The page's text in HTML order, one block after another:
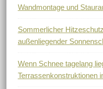
Wandmontage und
Sommerlicher
außenliegender
Wenn Schnee tagelang
Terrassenkonstruktionen